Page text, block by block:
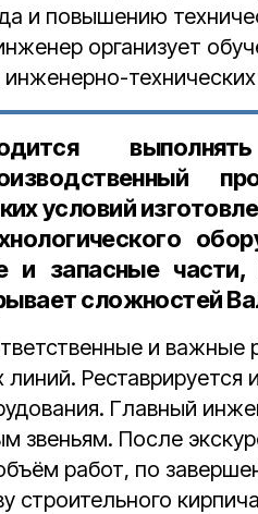
и повышению
организует
условий
и запасные
сложностей
и важные
Реставрируется
Главный
звеньям. После
работ, по
строительного